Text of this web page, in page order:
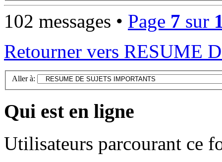
102 messages • Page 7 sur
Retourner vers RESUME
Aller à:
Qui est en ligne
Utilisateurs parcourant ce